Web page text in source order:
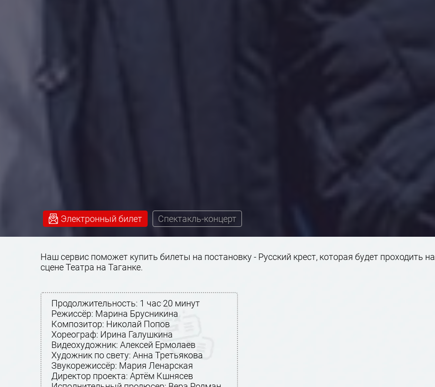
Электронный билет Спектакль-концерт
Наш сервис поможет купить билеты на постановку - Русский крест, которая будет проходить на
сцене Театра на Таганке.
Продолжительность: 1 час 20 минут
Режиссёр: Марина Брусникина
Композитор: Николай Попов
Хореограф: Ирина Галушкина
Видеохудожник: Алексей Ермолаев
Художник по свету: Анна Третьякова
Звукорежиссёр: Мария Ленарская
Директор проекта: Артём Кшнясев